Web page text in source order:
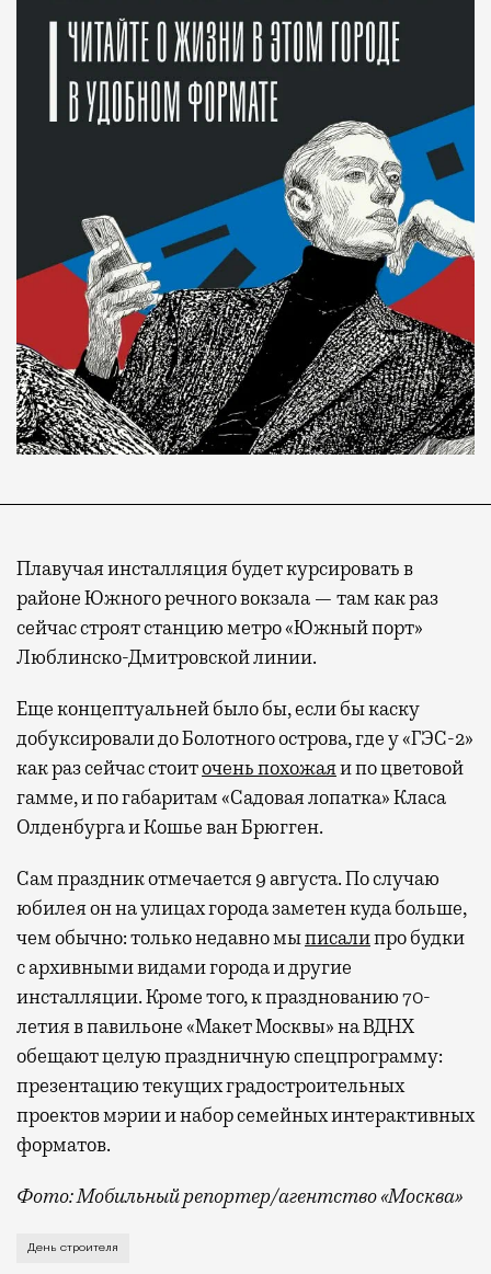
Современный путешественник часто берет
с собой не только чемодан, но и ноутбук.
А ожидание рейса все чаще превращается
спокойно закончить дела или спланировать
активности в путешествии, например
забронировать нужные билеты и рестораны.
Бизнес-зал становится местом, где можно
провести переговоры, поработать или просто
выпить кофе, наблюдая сквозь панорамные
окна за тем, как взлетают и садятся
самолеты. В Москве нет недостатка
несколько — в разных зонах воздушных
Лаунжи доступны на Ленинградском,
Плавучая инсталляция будет курсировать в
районе Южного речного вокзала — там как раз
сейчас строят станцию метро «Южный порт»
Люблинско-Дмитровской линии.
Еще концептуальней было бы, если бы каску
добуксировали до Болотного острова, где у «ГЭС-2»
как раз сейчас стоиточень похожаяи по цветовой
гамме, и по габаритам «Садовая лопатка» Класа
Олденбурга и Кошье ван Брюгген.
Сам праздник отмечается 9 августа. По случаю
юбилея он на улицах города заметен куда больше,
чем обычно: только недавно мыписалипро будки
с архивными видами города и другие
инсталляции. Кроме того, к празднованию 70-
летия в павильоне «Макет Москвы» на ВДНХ
обещают целую праздничную спецпрограмму:
презентацию текущих градостроительных
проектов мэрии и набор семейных интерактивных
форматов.
Фото: Мобильный репортер/агентство «Москва»
Это каска в фирменных цветах департамента
День строителя